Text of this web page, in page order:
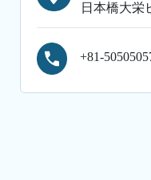
日本橋大栄
+81-